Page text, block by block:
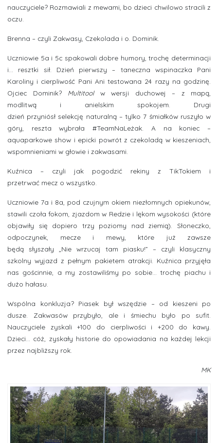
nauczyciele? Rozmawiali z mewami, bo dzieci chwilowo stracili z
oczu.
Brenna – czyli Zakwasy, Czekolada i o. Dominik.
Uczniowie 5a i 5c spakowali dobre humory, trochę determinacji
i… resztki sił. Dzień pierwszy – taneczna wspinaczka Pani
Karoliny i cierpliwość Pani Ani testowana 24 razy na godzinę.
Ojciec Dominik? Multitoolw wersji duchowej – z mapą,
modlitwą i anielskim spokojem. Drugi
dzień przyniósł selekcję naturalną – tylko 7 śmiałków ruszyło w
góry, reszta wybrała #TeamNaLeżak. A na koniec –
aquaparkowe show i epicki powrót z czekoladą w kieszeniach,
wspomnieniami w głowie i zakwasami.
Kuźnica – czyli jak pogodzić rekiny z TikTokiem i
przetrwać mecz o wszystko.
Uczniowie 7a i 8a, pod czujnym okiem niezłomnych opiekunów,
stawili czoła fokom, zjazdom w Redzie i lękom wysokości (które
objawiły się dopiero trzy poziomy nad ziemią). Słoneczko,
odpoczynek, mecze i mewy, które już zawsze
będą słyszały „Nie wrzucaj tam piasku!” – czyli klasyczny
szkolny wyjazd z pełnym pakietem atrakcji. Kuźnica przyjęła
nas gościnnie, a my zostawiliśmy po sobie... trochę piachu i
dużo hałasu.
Wspólna konkluzja? Piasek był wszędzie – od kieszeni po
dusze. Zakwasów przybyło, ale i śmiechu było po sufit.
Nauczyciele zyskali +100 do cierpliwości i +200 do kawy.
Dzieci… cóż, zyskały historie do opowiadania na każdej lekcji
przez najbliższy rok.
MK